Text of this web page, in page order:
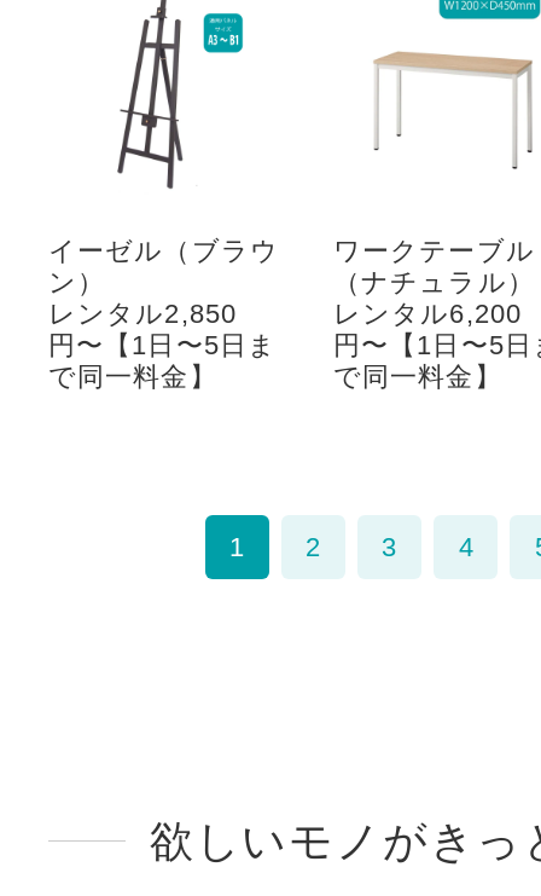
イーゼル（ブラウ
ン）
レンタル2,850
円〜【1日〜5日ま
で同一料金】
ワークテーブル
（ナチュラル）
レンタル6,200
円〜【1日〜5日
で同一料金】
1 2 3 4
欲しいモノがきっ